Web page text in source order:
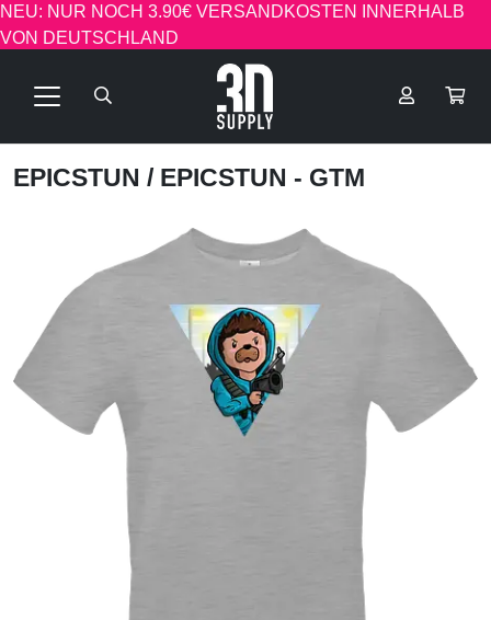
NEU: NUR NOCH 3.90€ VERSANDKOSTEN INNERHALB
VON DEUTSCHLAND
EPICSTUN / EPICSTUN - GTM